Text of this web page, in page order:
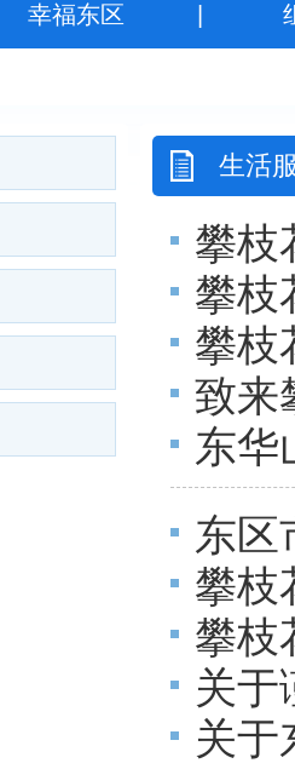
幸福东区
生活
攀枝
小学
攀枝
范经
攀枝
致来
东华
东区
游市
攀枝
记延
攀枝
记业
关于
提醒
关于